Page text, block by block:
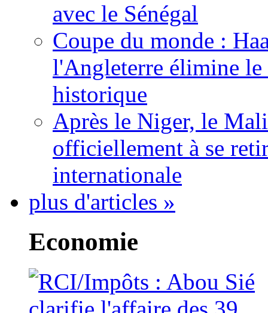
avec le Sénégal
Coupe du monde :
l'Angleterre élimine
historique
Après le Niger, le
officiellement à se
internationale
plus d'articles »
Economie